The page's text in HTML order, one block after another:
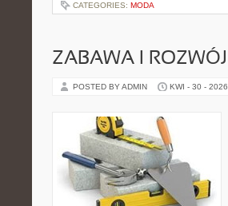
CATEGORIES: MODA
ZABAWA I ROZWÓJ
POSTED BY ADMIN KWI - 30 - 2026